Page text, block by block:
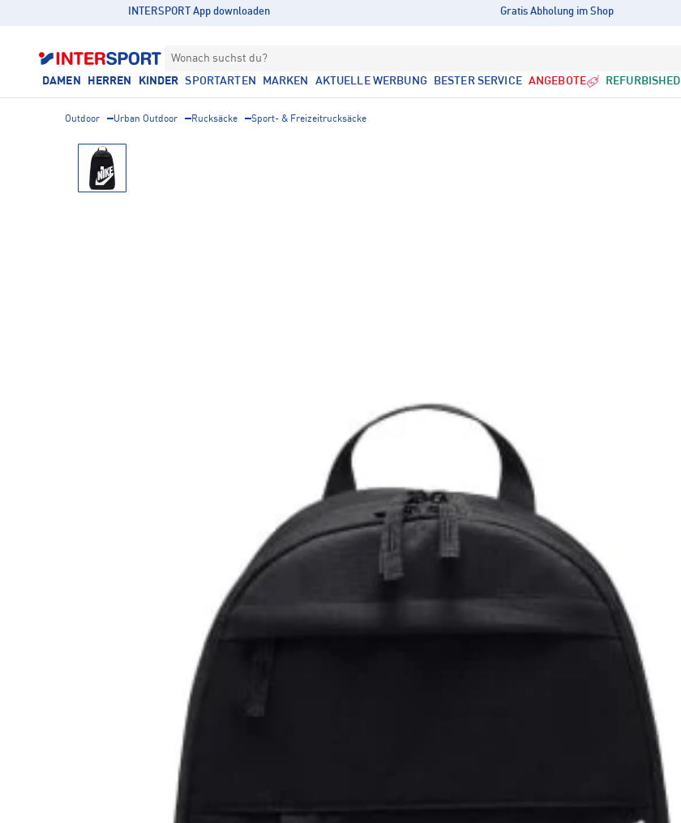
INTERSPORT App downloaden Gratis Abholung im Shop
Wonach suchst du?
DAMEN HERREN KINDER SPORTARTEN MARKEN AKTUELLE WERBUNG BESTER SERVICE ANGEBOTE REFURBISHED
Outdoor Urban Outdoor Rucksäcke Sport- & Freizeitrucksäcke